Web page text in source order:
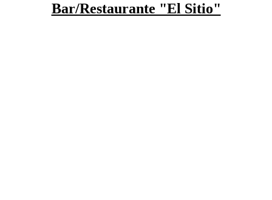
Bar/Restaurante "El Sitio"